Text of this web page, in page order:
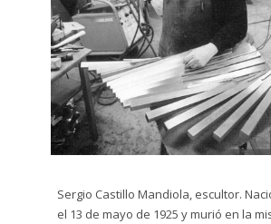
Dibujo
plumón
y tinta
Escultura
Grabado
Gráfito
Sergio Castillo Mandiola, escultor.
el 13 de mayo de 1925 y murió en la